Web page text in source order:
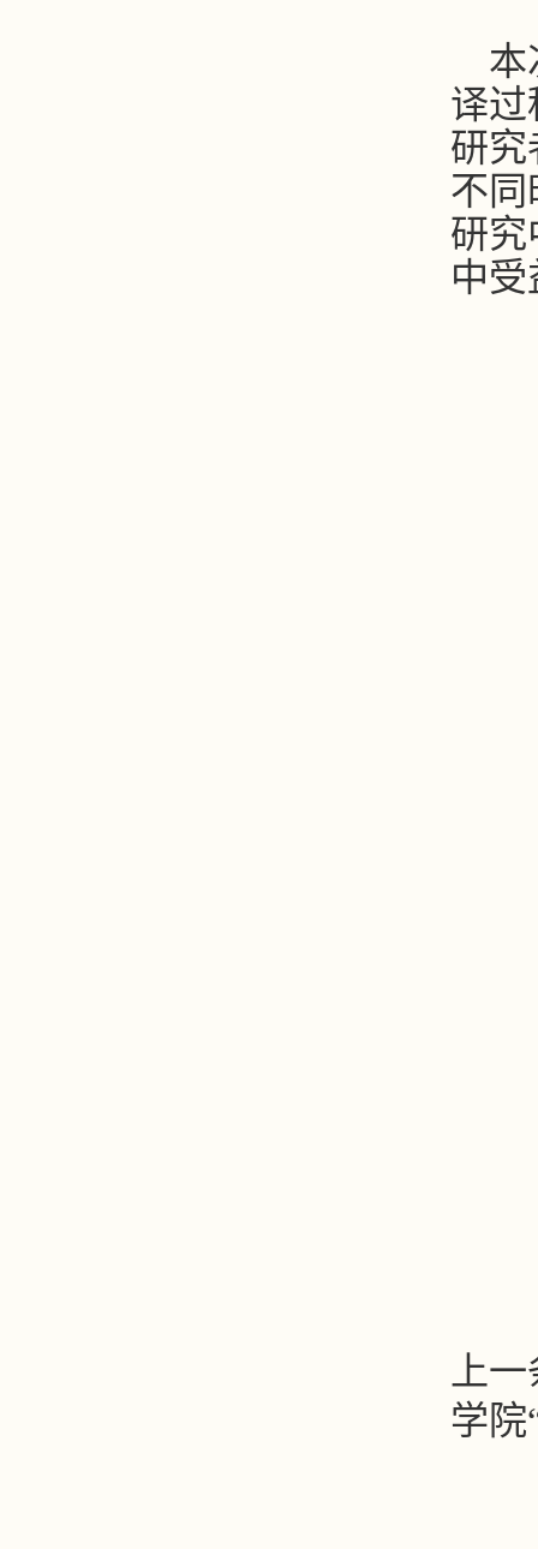
本
译过
研
不同
研
中
上
学院